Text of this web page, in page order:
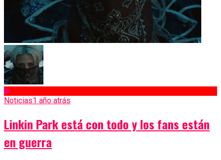
Noticias1 año atrás
Linkin Park está con todo y los fans están
en guerra